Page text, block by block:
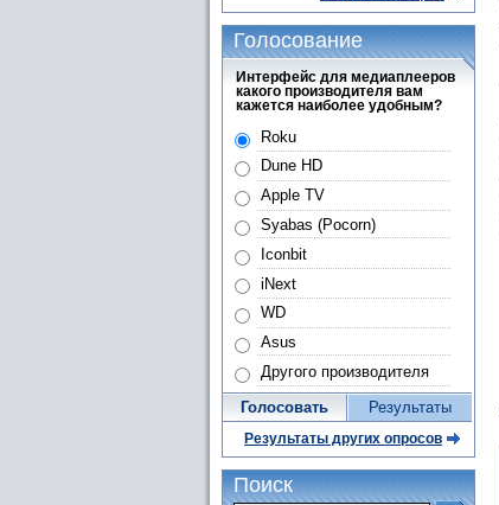
Голосование
Интерфейс для медиаплееров
какого производителя вам
кажется наиболее удобным?
Roku
Dune HD
Apple TV
Syabas (Pocorn)
Iconbit
iNext
WD
Asus
Другого производителя
Голосовать Результаты
Результаты других опросов
Поиск